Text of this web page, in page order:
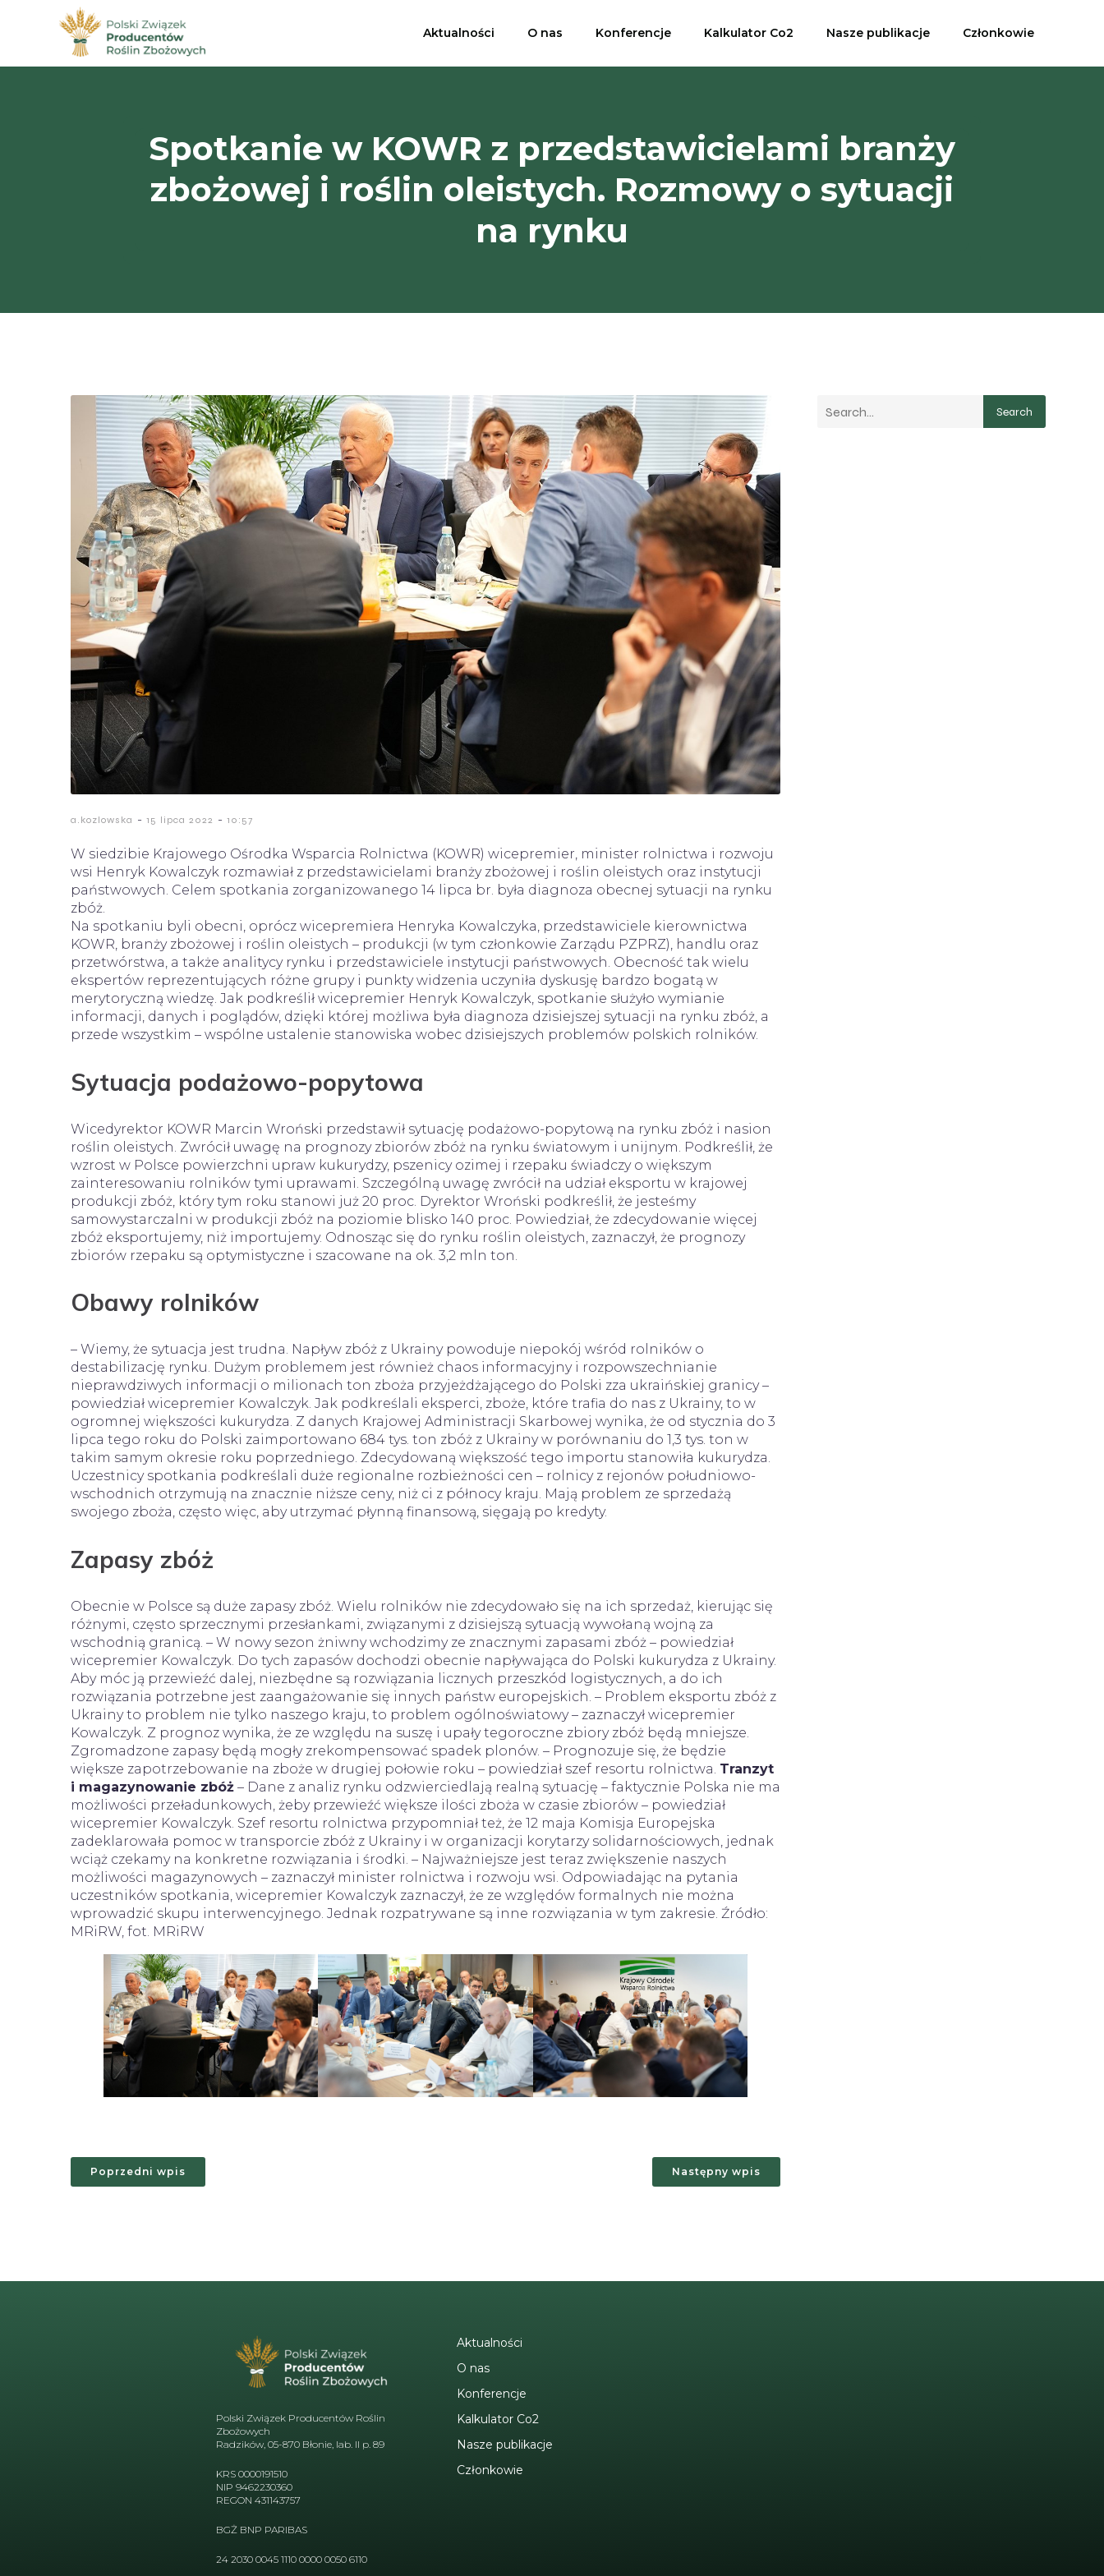
Aktualności O nas Konferencje Kalkulator Co2 Nasze publikacje Członkowie
Spotkanie w KOWR z przedstawicielami branży
zbożowej i roślin oleistych. Rozmowy o sytuacji
na rynku
a.kozlowska - 15 lipca 2022 - 10:57
W siedzibie Krajowego Ośrodka Wsparcia Rolnictwa (KOWR) wicepremier, minister rolnictwa i rozwoju
wsi Henryk Kowalczyk rozmawiał z przedstawicielami branży zbożowej i roślin oleistych oraz instytucji
państwowych. Celem spotkania zorganizowanego 14 lipca br. była diagnoza obecnej sytuacji na rynku
zbóż.
Na spotkaniu byli obecni, oprócz wicepremiera Henryka Kowalczyka, przedstawiciele kierownictwa
KOWR, branży zbożowej i roślin oleistych – produkcji (w tym członkowie Zarządu PZPRZ), handlu oraz
przetwórstwa, a także analitycy rynku i przedstawiciele instytucji państwowych. Obecność tak wielu
ekspertów reprezentujących różne grupy i punkty widzenia uczyniła dyskusję bardzo bogatą w
merytoryczną wiedzę. Jak podkreślił wicepremier Henryk Kowalczyk, spotkanie służyło wymianie
informacji, danych i poglądów, dzięki której możliwa była diagnoza dzisiejszej sytuacji na rynku zbóż, a
przede wszystkim – wspólne ustalenie stanowiska wobec dzisiejszych problemów polskich rolników.
Sytuacja podażowo-popytowa
Wicedyrektor KOWR Marcin Wroński przedstawił sytuację podażowo-popytową na rynku zbóż i nasion
roślin oleistych. Zwrócił uwagę na prognozy zbiorów zbóż na rynku światowym i unijnym. Podkreślił, że
wzrost w Polsce powierzchni upraw kukurydzy, pszenicy ozimej i rzepaku świadczy o większym
zainteresowaniu rolników tymi uprawami. Szczególną uwagę zwrócił na udział eksportu w krajowej
produkcji zbóż, który tym roku stanowi już 20 proc. Dyrektor Wroński podkreślił, że jesteśmy
samowystarczalni w produkcji zbóż na poziomie blisko 140 proc. Powiedział, że zdecydowanie więcej
zbóż eksportujemy, niż importujemy. Odnosząc się do rynku roślin oleistych, zaznaczył, że prognozy
zbiorów rzepaku są optymistyczne i szacowane na ok. 3,2 mln ton.
Obawy rolników
– Wiemy, że sytuacja jest trudna. Napływ zbóż z Ukrainy powoduje niepokój wśród rolników o
destabilizację rynku. Dużym problemem jest również chaos informacyjny i rozpowszechnianie
nieprawdziwych informacji o milionach ton zboża przyjeżdżającego do Polski zza ukraińskiej granicy –
powiedział wicepremier Kowalczyk. Jak podkreślali eksperci, zboże, które trafia do nas z Ukrainy, to w
ogromnej większości kukurydza. Z danych Krajowej Administracji Skarbowej wynika, że od stycznia do 3
lipca tego roku do Polski zaimportowano 684 tys. ton zbóż z Ukrainy w porównaniu do 1,3 tys. ton w
takim samym okresie roku poprzedniego. Zdecydowaną większość tego importu stanowiła kukurydza.
Uczestnicy spotkania podkreślali duże regionalne rozbieżności cen – rolnicy z rejonów południowo-
wschodnich otrzymują na znacznie niższe ceny, niż ci z północy kraju. Mają problem ze sprzedażą
swojego zboża, często więc, aby utrzymać płynną finansową, sięgają po kredyty.
Zapasy zbóż
Obecnie w Polsce są duże zapasy zbóż. Wielu rolników nie zdecydowało się na ich sprzedaż, kierując się
różnymi, często sprzecznymi przesłankami, związanymi z dzisiejszą sytuacją wywołaną wojną za
wschodnią granicą. – W nowy sezon żniwny wchodzimy ze znacznymi zapasami zbóż – powiedział
wicepremier Kowalczyk. Do tych zapasów dochodzi obecnie napływająca do Polski kukurydza z Ukrainy.
Aby móc ją przewieźć dalej, niezbędne są rozwiązania licznych przeszkód logistycznych, a do ich
rozwiązania potrzebne jest zaangażowanie się innych państw europejskich. – Problem eksportu zbóż z
Ukrainy to problem nie tylko naszego kraju, to problem ogólnoświatowy – zaznaczył wicepremier
Kowalczyk. Z prognoz wynika, że ze względu na suszę i upały tegoroczne zbiory zbóż będą mniejsze.
Zgromadzone zapasy będą mogły zrekompensować spadek plonów. – Prognozuje się, że będzie
większe zapotrzebowanie na zboże w drugiej połowie roku – powiedział szef resortu rolnictwa. Tranzyt
i magazynowanie zbóż – Dane z analiz rynku odzwierciedlają realną sytuację – faktycznie Polska nie ma
możliwości przeładunkowych, żeby przewieźć większe ilości zboża w czasie zbiorów – powiedział
wicepremier Kowalczyk. Szef resortu rolnictwa przypomniał też, że 12 maja Komisja Europejska
zadeklarowała pomoc w transporcie zbóż z Ukrainy i w organizacji korytarzy solidarnościowych, jednak
wciąż czekamy na konkretne rozwiązania i środki. – Najważniejsze jest teraz zwiększenie naszych
możliwości magazynowych – zaznaczył minister rolnictwa i rozwoju wsi. Odpowiadając na pytania
uczestników spotkania, wicepremier Kowalczyk zaznaczył, że ze względów formalnych nie można
wprowadzić skupu interwencyjnego. Jednak rozpatrywane są inne rozwiązania w tym zakresie. Źródło:
MRiRW, fot. MRiRW
Poprzedni wpis Następny wpis
Search
Polski Związek Producentów Roślin
Zbożowych
Radzików, 05-870 Błonie, lab. II p. 89
KRS 0000191510
NIP 9462230360
REGON 431143757
BGŻ BNP PARIBAS
24 2030 0045 1110 0000 0050 6110
Aktualności
O nas
Konferencje
Kalkulator Co2
Nasze publikacje
Członkowie